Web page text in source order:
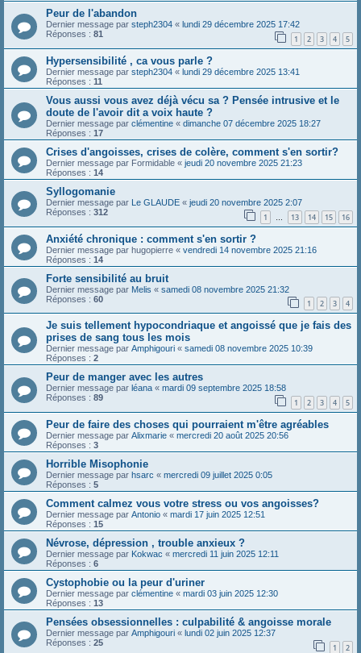
Peur de l'abandon
Dernier message par steph2304 « lundi 29 décembre 2025 17:42
Réponses : 81 1 2 3 4 5
Hypersensibilité , ca vous parle ?
Dernier message par steph2304 « lundi 29 décembre 2025 13:41
Réponses : 11
Vous aussi vous avez déjà vécu sa ? Pensée intrusive et le
doute de l'avoir dit a voix haute ?
Dernier message par clémentine « dimanche 07 décembre 2025 18:27
Réponses : 17
Crises d'angoisses, crises de colère, comment s'en sortir?
Dernier message par Formidable « jeudi 20 novembre 2025 21:23
Réponses : 14
Syllogomanie
Dernier message par Le GLAUDE « jeudi 20 novembre 2025 2:07
Réponses : 312 1 … 13 14 15 16
Anxiété chronique : comment s'en sortir ?
Dernier message par hugopierre « vendredi 14 novembre 2025 21:16
Réponses : 14
Forte sensibilité au bruit
Dernier message par Melis « samedi 08 novembre 2025 21:32
Réponses : 60 1 2 3 4
Je suis tellement hypocondriaque et angoissé que je fais des
prises de sang tous les mois
Dernier message par Amphigouri « samedi 08 novembre 2025 10:39
Réponses : 2
Peur de manger avec les autres
Dernier message par léana « mardi 09 septembre 2025 18:58
Réponses : 89 1 2 3 4 5
Peur de faire des choses qui pourraient m'être agréables
Dernier message par Alixmarie « mercredi 20 août 2025 20:56
Réponses : 3
Horrible Misophonie
Dernier message par hsarc « mercredi 09 juillet 2025 0:05
Réponses : 5
Comment calmez vous votre stress ou vos angoisses?
Dernier message par Antonio « mardi 17 juin 2025 12:51
Réponses : 15
Névrose, dépression , trouble anxieux ?
Dernier message par Kokwac « mercredi 11 juin 2025 12:11
Réponses : 6
Cystophobie ou la peur d'uriner
Dernier message par clémentine « mardi 03 juin 2025 12:30
Réponses : 13
Pensées obsessionnelles : culpabilité & angoisse morale
Dernier message par Amphigouri « lundi 02 juin 2025 12:37
Réponses : 25 1 2